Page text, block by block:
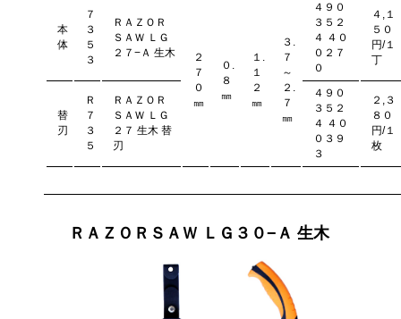
本
体
７
３
５
３
ＲＡＺＯＲ
ＳＡＷ ＬＧ
２７−Ａ 生木
２
７
０
㎜
０.
８
㎜
１.
１
２
㎜
３.
７
～
２.
７
㎜
４９０
３５２
４ ４０
０２７
０
４,１
５０
円/１
丁
替
刃
Ｒ
７
３
５
ＲＡＺＯＲ
ＳＡＷ ＬＧ
２７ 生木 替
刃
４９０
３５２
４ ４０
０３９
３
２,３
８０
円/１
枚
ＲＡＺＯＲＳＡＷ ＬＧ３０−Ａ 生木